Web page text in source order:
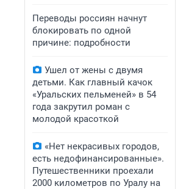
Переводы россиян начнут
блокировать по одной
причине: подробности
Ушел от жены с двумя
детьми. Как главный качок
«Уральских пельменей» в 54
года закрутил роман с
молодой красоткой
«Нет некрасивых городов,
есть недофинансированные».
Путешественники проехали
2000 километров по Уралу на